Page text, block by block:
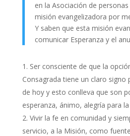
en la Asociación de
misión evangelizadora por
Y saben que esta misión
comunicar Esperanza y el
Ser consciente de que la
Consagrada tiene un claro
de hoy y esto conlleva que son
esperanza, ánimo, alegría para
Vivir la fe en comunidad y
servicio, a la Misión, como